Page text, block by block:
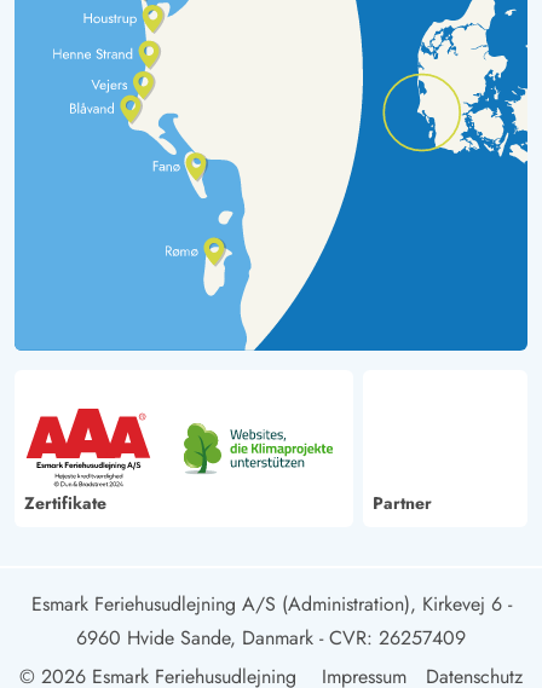
Zertifikate Partner
Esmark Feriehusudlejning A/S (Administration), Kirkevej 6 -
6960 Hvide Sande, Danmark - CVR: 26257409
© 2026 Esmark Feriehusudlejning
Impressum Datenschutz